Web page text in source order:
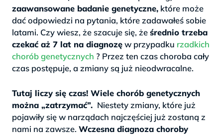
zaawansowane badanie genetyczne, które może
dać odpowiedzi na pytania, które zadawałeś sobie
latami. Czy wiesz, że szacuje się, żeśrednio trzeba
czekać aż 7 lat na diagnozęw przypadku rzadkich
chorób genetycznych ? Przez ten czas choroba cały
czas postępuje, a zmiany są już nieodwracalne.
Tutaj liczy się czas! Wiele chorób genetycznych
można „zatrzymać”. Niestety zmiany, które już
pojawiły się w narządach najczęściej już zostaną z
nami na zawsze. Wczesna diagnoza choroby